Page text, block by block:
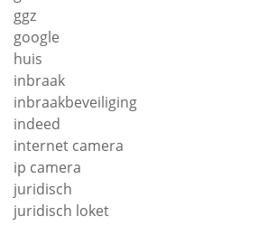
ggz
google
huis
inbraak
inbraakbeveiliging
indeed
internet camera
ip camera
juridisch
juridisch loket